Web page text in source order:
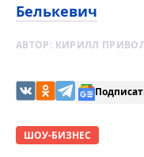
Белькевич
АВТОР: КИРИЛЛ
ШОУ-БИЗНЕС